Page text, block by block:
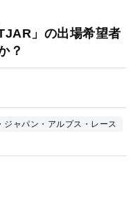
」の出場希望者
？
ジャパン・アルプス・レース